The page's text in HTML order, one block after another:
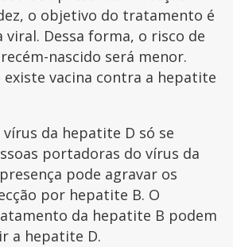
o objetivo do tratamento é
Dessa forma, o risco de
nascido será menor.
vacina contra a hepatite
vírus da hepatite D só se
portadoras do vírus da
pode agravar os
por hepatite B. O
da hepatite B podem
a hepatite D.